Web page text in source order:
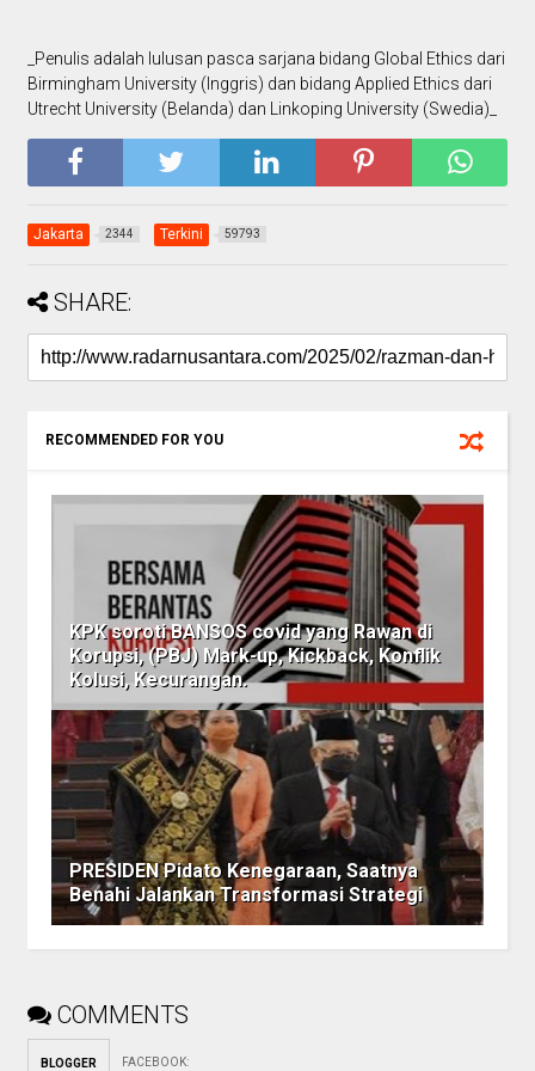
_Penulis adalah lulusan pasca sarjana bidang Global Ethics dari
Birmingham University (Inggris) dan bidang Applied Ethics dari
Utrecht University (Belanda) dan Linkoping University (Swedia)_
Jakarta 2344 Terkini 59793
SHARE:
RECOMMENDED FOR YOU
KPK soroti BANSOS covid yang Rawan di
Korupsi, (PBJ) Mark-up, Kickback, Konflik
Kolusi, Kecurangan.
PRESIDEN Pidato Kenegaraan, Saatnya
Benahi Jalankan Transformasi Strategi
COMMENTS
BLOGGER FACEBOOK: